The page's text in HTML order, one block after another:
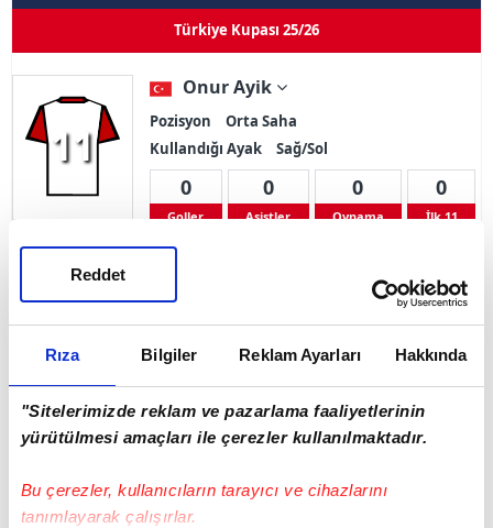
Rıza Bilgiler Reklam Ayarları Hakkında
"Sitelerimizde reklam ve pazarlama faaliyetlerinin
yürütülmesi amaçları ile çerezler kullanılmaktadır.
Bu çerezler, kullanıcıların tarayıcı ve cihazlarını
tanımlayarak çalışırlar.
Reddet
Türkiye Kupası 25/26
11
Onur Ayik
Pozisyon
Orta Saha
Kullandığı Ayak
Sağ/Sol
0
Goller
0
Asistler
0
Oynama
0
İlk 11
Sarı Kart 0
Adı Soyadı Onur Ayik
Ülke Türkiye
Kilo 77